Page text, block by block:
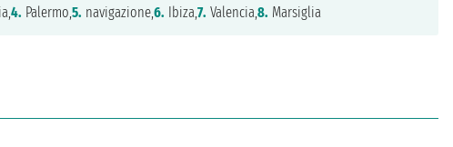
4. Palermo,5. navigazione,6. Ibiza,7. Valencia,8. Marsiglia